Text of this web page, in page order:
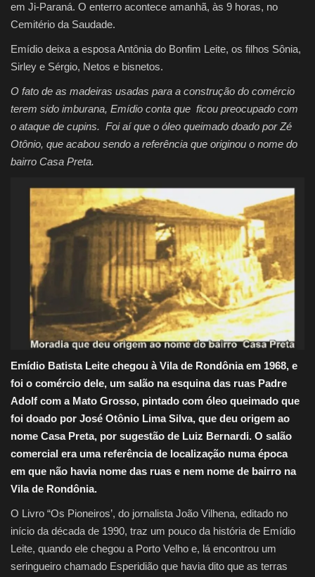
em Ji-Paraná. O enterro acontece amanhã, às 9 horas, no
Cemitério da Saudade.
Emídio deixa a esposa Antônia do Bonfim Leite, os filhos Sônia,
Sirley e Sérgio, Netos e bisnetos.
O fato de as madeiras usadas para a construção do comércio
terem sido imburana, Emídio conta que ficou preocupado com
o ataque de cupins. Foi aí que o óleo queimado doado por Zé
Otônio, que acabou sendo a referência que originou o nome do
bairro Casa Preta.
Emídio Batista Leite chegou à Vila de Rondônia em 1968, e
foi o comércio dele, um salão na esquina das ruas Padre
Adolf com a Mato Grosso, pintado com óleo queimado que
foi doado por José Otônio Lima Silva, que deu origem ao
nome Casa Preta, por sugestão de Luiz Bernardi. O salão
comercial era uma referência de localização numa época
em que não havia nome das ruas e nem nome de bairro na
Vila de Rondônia.
O Livro “Os Pioneiros’, do jornalista João Vilhena, editado no
início da década de 1990, traz um pouco da história de Emídio
Leite, quando ele chegou a Porto Velho e, lá encontrou um
seringueiro chamado Esperidião que havia dito que as terras